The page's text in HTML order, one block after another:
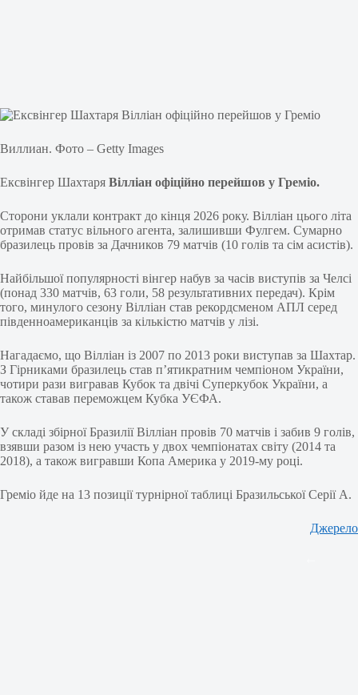
Виллиан. Фото – Getty Images
Ексвінгер Шахтаря Вілліан офіційно перейшов у Греміо.
Сторони уклали контракт до кінця 2026 року. Вілліан цього літа
отримав статус вільного агента, залишивши Фулгем. Сумарно
бразилець провів за Дачников 79 матчів (10 голів та сім асистів).
Найбільшої популярності вінгер набув за часів виступів за Челсі
(понад 330 матчів, 63 голи, 58 результативних передач). Крім
того, минулого сезону Вілліан став рекордсменом АПЛ серед
південноамериканців за кількістю матчів у лізі.
Нагадаємо, що Вілліан із 2007 по 2013 роки виступав за Шахтар.
З Гірниками бразилець став п’ятикратним чемпіоном України,
чотири рази вигравав Кубок та двічі Суперкубок України, а
також ставав переможцем Кубка УЄФА.
У складі збірної Бразилії Вілліан провів 70 матчів і забив 9 голів,
взявши разом із нею участь у двох чемпіонатах світу (2014 та
2018), а також вигравши Копа Америка у 2019-му році.
Греміо йде на 13 позиції турнірної таблиці Бразильської Серії А.
Джерело